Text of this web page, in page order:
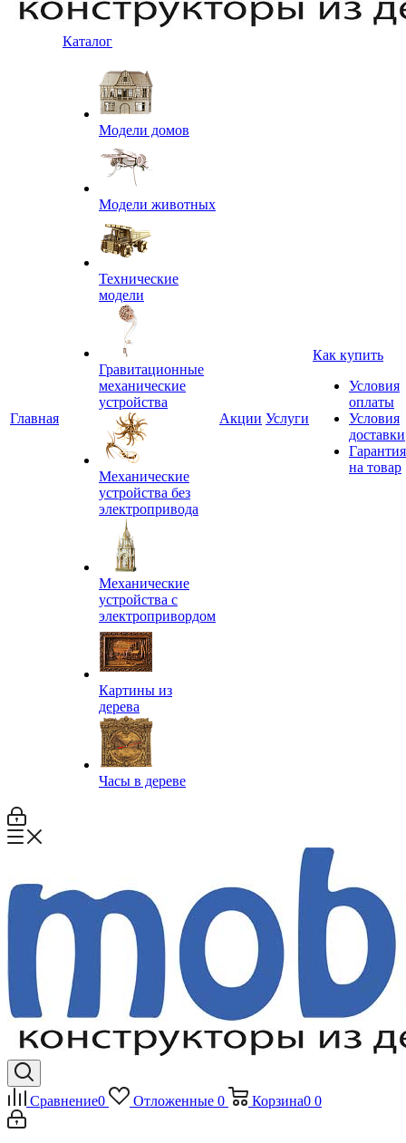
Главная
Каталог
Модели домов
Модели животных
Технические
модели
Гравитационные
механические
устройства
Механические
устройства без
электропривода
Механические
устройства с
электропривордом
Картины из
дерева
Часы в дереве
Акции Услуги
Как купить
Условия
оплаты
Условия
доставки
Гарантия
на товар
Сравнение0 Отложенные 0 Корзина0 0